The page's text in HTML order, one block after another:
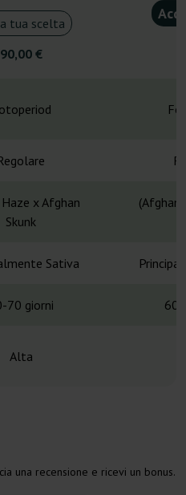
tua scelta
90,00 €
x Afghan
Skunk
Sativa
70 giorni 60-
Alta
una recensione e ricevi un bonus.